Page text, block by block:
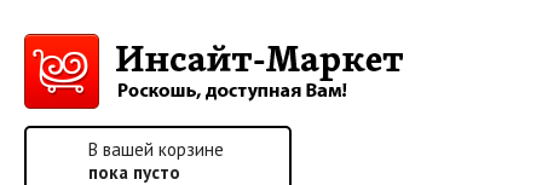
В вашей корзине
пока пусто